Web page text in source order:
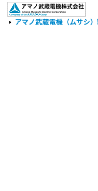
アマノ武蔵電機（ムサシ